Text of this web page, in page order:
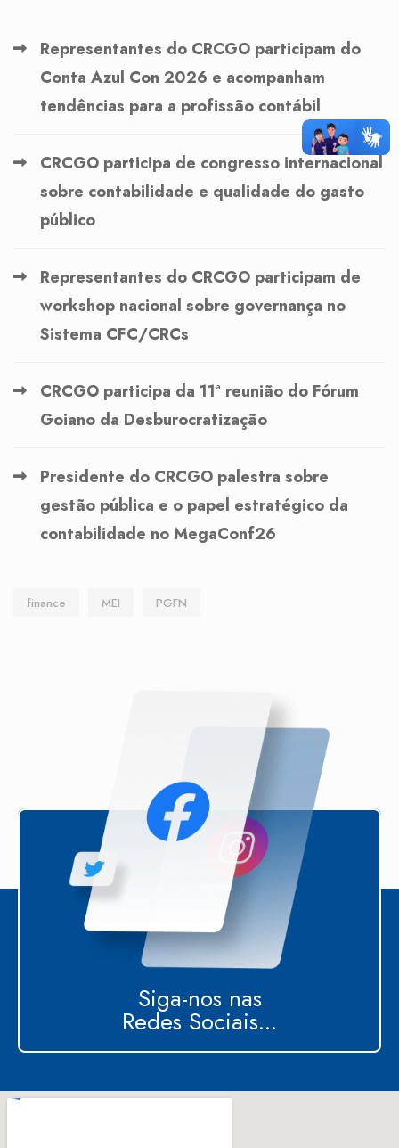
Representantes do CRCGO participam do
Conta Azul Con 2026 e acompanham
tendências para a profissão contábil
CRCGO participa de congresso internacional
sobre contabilidade e qualidade do gasto
público
Representantes do CRCGO participam de
workshop nacional sobre governança no
Sistema CFC/CRCs
CRCGO participa da 11ª reunião do Fórum
Goiano da Desburocratização
Presidente do CRCGO palestra sobre
gestão pública e o papel estratégico da
contabilidade no MegaConf26
finance MEI PGFN
Siga-nos nas
Redes Sociais...